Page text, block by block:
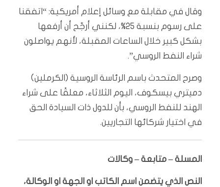
وقال في مقابلة مع وسائل إعلام أمريكية: “اتفقنا
على رسوم بنسبة 25%، لكنني أرجّح أن أرفعها
بشكل كبير خلال الساعات المقبلة، لأنهم يواصلون
شراء النفط الروسي”.
وصرح المتحدث باسم الرئاسة الروسية (الكرملين)
دميتري بيسكوف، اليوم الثلاثاء، معلقًا على شراء
الهند للنفط الروسي، بأن للدول ذات السيادة الحق
في اختيار شركائها التجاريين.
المسلة – متابعة – وكالات
النص الذي يتضمن اسم الكاتب او الجهة او الوكالة،